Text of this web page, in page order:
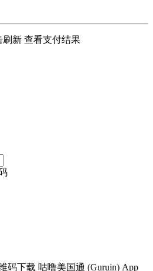
刷新 查看支付结果
码下载 咕噜美国通 (Guruin) App